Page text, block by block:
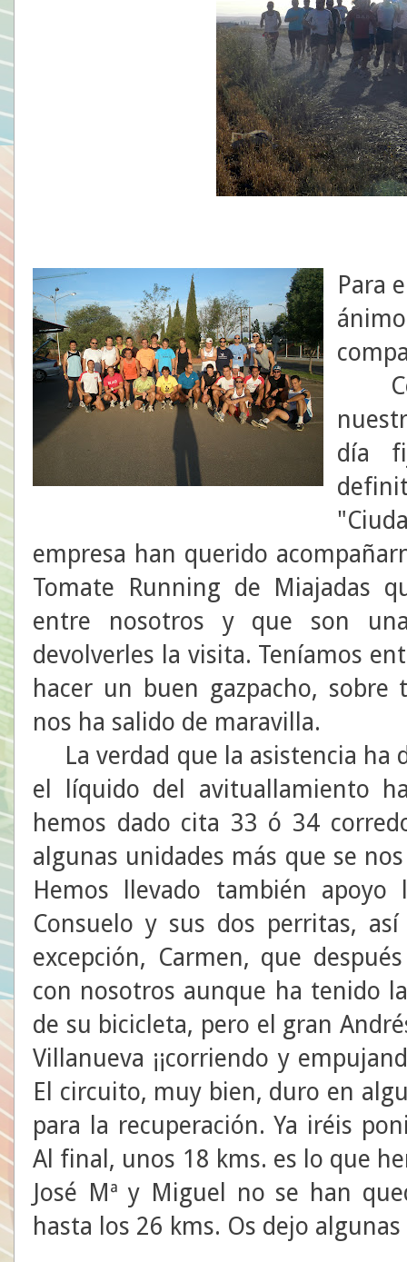
Para
día
empresa han querido
Tomate Running de Miajadas
entre nosotros y que son
devolverles la visita. Teníamos
hacer un buen gazpacho,
nos ha salido de maravilla.
La verdad que la asistencia ha
el líquido del avituallamiento
hemos dado cita 33 ó 34
algunas unidades más que se
Hemos llevado también
Consuelo y sus dos perritas,
excepción, Carmen, que
con nosotros aunque ha tenido
de su bicicleta, pero el gran
Villanueva ¡¡corriendo y
El circuito, muy bien, duro en
para la recuperación. Ya iréis
Al final, unos 18 kms. es lo que
José Mª y Miguel no se han
hasta los 26 kms. Os dejo